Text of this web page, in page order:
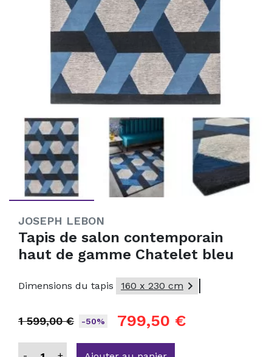
JOSEPH LEBON
Tapis de salon contemporain
haut de gamme Chatelet bleu
Dimensions du tapis 160 x 230 cm 
1 599,00 € -50% 799,50 €